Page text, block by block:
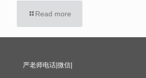
Read more
严老师电话|微信|